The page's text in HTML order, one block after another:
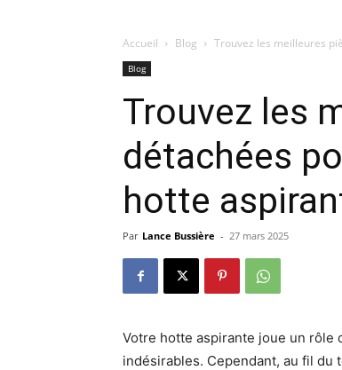
Accueil Blog Trouvez les meilleures
Blog
Trouvez les
détachées
hotte
Par Lance Bussière - 27 mars 2025
Votre hotte aspirante joue un rôle
indésirables. Cependant, au fil du